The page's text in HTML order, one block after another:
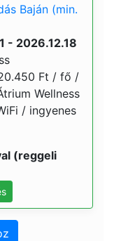
Baján (min.
- 2026.12.18
Ft / fő /
Wellness
/ ingyenes
(reggeli